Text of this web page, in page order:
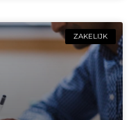
ZAKELIJK